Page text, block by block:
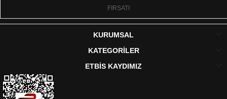
FIRSATI
KURUMSAL
KATEGORİLER
ETBİS KAYDIMIZ